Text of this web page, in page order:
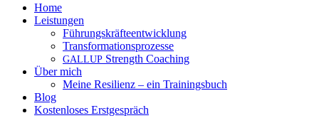
Home
Leistungen
Führungskräfteentwicklung
Transformationsprozesse
GALLUP Strength Coaching
Über mich
Meine Resilienz – ein Trainingsbuch
Blog
Kostenloses Erstgespräch